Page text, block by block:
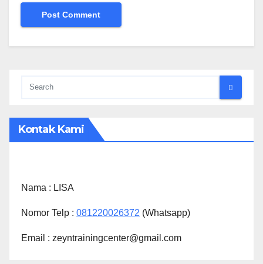
Kontak Kami
Nama : LISA
Nomor Telp : 081220026372 (Whatsapp)
Email : zeyntrainingcenter@gmail.com